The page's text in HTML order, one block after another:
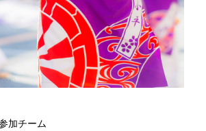
加チーム